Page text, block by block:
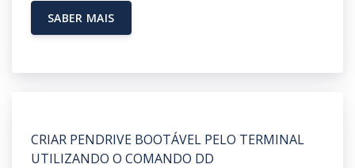
SABER MAIS
CRIAR PENDRIVE BOOTÁVEL PELO TERMINAL
UTILIZANDO O COMANDO DD